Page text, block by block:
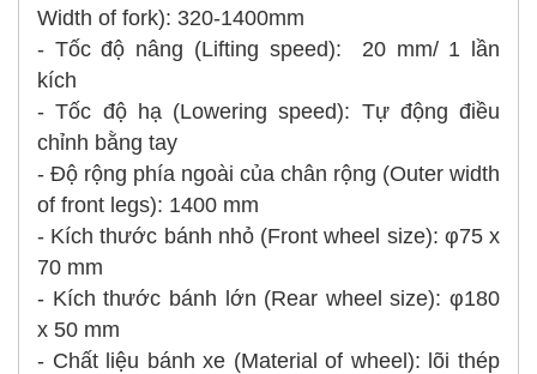
Width of fork): 320-1400mm
- Tốc độ nâng (Lifting speed): 20 mm/ 1 lần
kích
- Tốc độ hạ (Lowering speed): Tự động điều
chỉnh bằng tay
- Độ rộng phía ngoài của chân rộng (Outer width
of front legs): 1400 mm
- Kích thước bánh nhỏ (Front wheel size): φ75 x
70 mm
- Kích thước bánh lớn (Rear wheel size): φ180
x 50 mm
- Chất liệu bánh xe (Material of wheel): lõi thép